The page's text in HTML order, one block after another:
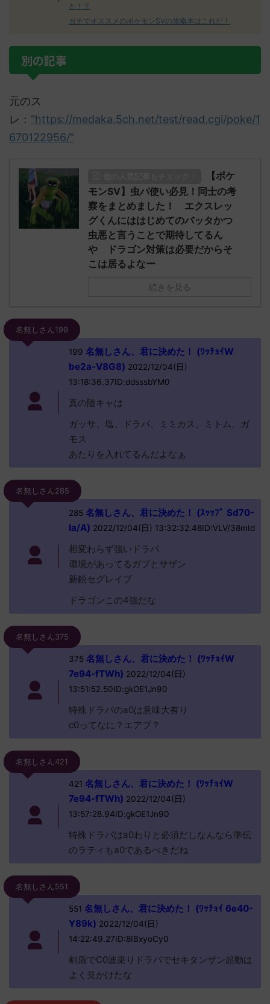
と！？
ガチでオススメのポケモンSVの攻略本はこれだ！
別の記事
元のス
レ： "https://medaka.5ch.net/test/read.cgi/poke/1
670122956/"
【ポケ
モンSV】虫パ使い必見！同士の考
察をまとめました！ エクスレッ
グくんにははじめてのバッタかつ
虫悪と言うことで期待してるん
や ドラゴン対策は必要だからそ
こは居るよなー
続きを見る
名無しさん199
199 名無しさん、君に決めた！ (ﾜｯﾁｮｲW
be2a-V8G8) 2022/12/04(日)
13:18:36.37ID:ddsssbYM0
真の陰キャは
ガッサ、塩、ドラパ、ミミカス、ミトム、ガ
モス
あたりを入れてるんだよなぁ
名無しさん285
285名無しさん、君に決めた！ (ｽｯｯﾌﾟ Sd70-
Ia/A) 2022/12/04(日) 13:32:32.48ID:VLV/38mId
相変わらず強いドラパ
環境があってるガブとサザン
新鋭セグレイブ
ドラゴンこの4強だな
名無しさん375
375名無しさん、君に決めた！ (ﾜｯﾁｮｲW
7e94-fTWh) 2022/12/04(日)
13:51:52.50ID:gkOE1Jn90
特殊ドラパのa0は意味大有り
c0ってなに？エアプ？
名無しさん421
421 名無しさん、君に決めた！ (ﾜｯﾁｮｲW
7e94-fTWh) 2022/12/04(日)
13:57:28.94ID:gkOE1Jn90
特殊ドラパはa0わりと必須だしなんなら準伝
のラティもa0であるべきだね
名無しさん551
551 名無しさん、君に決めた！ (ﾜｯﾁｮｲ 6e40-
Y89k) 2022/12/04(日)
14:22:49.27ID:8IBxyoCy0
剣盾でC0波乗りドラパでセキタンザン起動は
よく見かけたな